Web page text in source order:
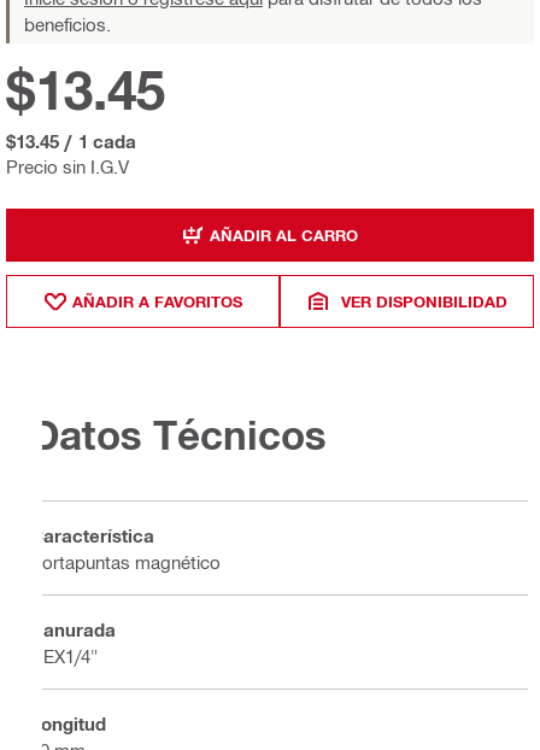
beneficios.
Precio sin I.G.V
$13.45
$13.45 / 1 cada
AÑADIR AL CARRO
AÑADIR A FAVORITOS VER DISPONIBILIDAD
Datos Técnicos
Característica
Portapuntas magnético
Ranurada
HEX1/4"
Longitud